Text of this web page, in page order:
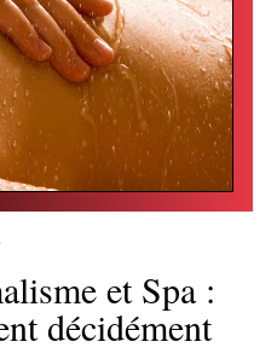
et Spa :
décidément